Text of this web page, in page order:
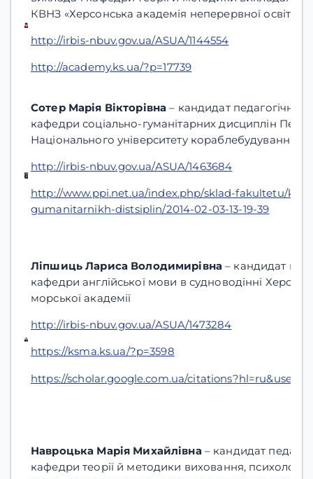
КВНЗ «Херсонська академія неперервної освіти»
http://irbis-nbuv.gov.ua/ASUA/1144554
http://academy.ks.ua/?p=17739
Сотер Марія Вікторівна – кандидат педагогічних
кафедри соціально-гуманітарних дисциплін
Національного університету кораблебудування
http://irbis-nbuv.gov.ua/ASUA/1463684
http://www.ppi.net.ua/index.php/sklad-fakultetu/
gumanitarnikh-distsiplin/2014-02-03-13-19-39
Ліпшиць Лариса Володимирівна – кандидат
кафедри англійської мови в судноводінні
морської академії
http://irbis-nbuv.gov.ua/ASUA/1473284
https://ksma.ks.ua/?p=3598
https://scholar.google.com.ua/
Навроцька Марія Михайлівна– кандидат
кафедри теорії й методики виховання, психології